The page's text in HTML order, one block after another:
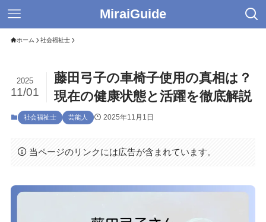
MiraiGuide
ホーム 社会福祉士
藤田弓子の車椅子使用の真相は？
現在の健康状態と活躍を徹底解説
2025
11/01
社会福祉士 芸能人 2025年11月1日
当ページのリンクには広告が含まれています。